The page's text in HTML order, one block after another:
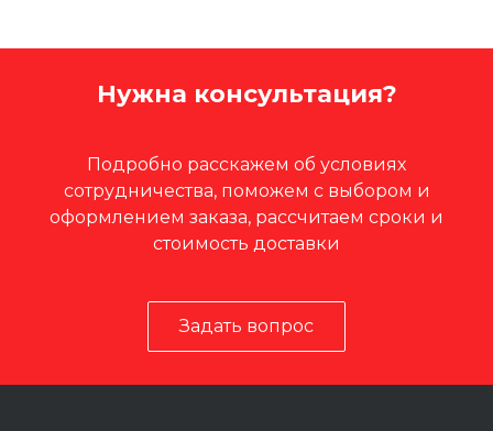
Нужна консультация?
Подробно расскажем об условиях
сотрудничества, поможем с выбором и
оформлением заказа, рассчитаем сроки и
стоимость доставки
Задать вопрос